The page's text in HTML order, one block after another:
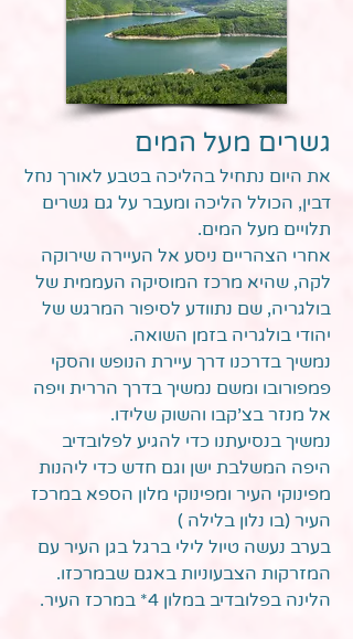
גשרים מעל המים
את היום נתחיל בהליכה בטבע לאורך נחל
דבין, הכולל הליכה ומעבר על גם גשרים
תלויים מעל המים.
אחרי הצהריים ניסע אל העיירה שירוקה
לקה, שהיא מרכז המוסיקה העממית של
בולגריה, שם נתוודע לסיפור המרגש של
יהודי בולגריה בזמן השואה.
נמשיך בדרכנו דרך עיירת הנופש והסקי
פמפורובו ומשם נמשיך בדרך הררית ויפה
אל מנזר בצ'קבו והשוק שלידו.
נמשיך בנסיעתנו כדי להגיע לפלובדיב
היפה המשלבת ישן וגם חדש כדי ליהנות
מפינוקי העיר ומפינוקי מלון הספא במרכז
העיר (בו נלון בלילה )
בערב נעשה טיול לילי ברגל בגן העיר עם
המזרקות הצבעוניות באגם שבמרכזו.
הלינה בפלובדיב במלון 4* במרכז העיר.